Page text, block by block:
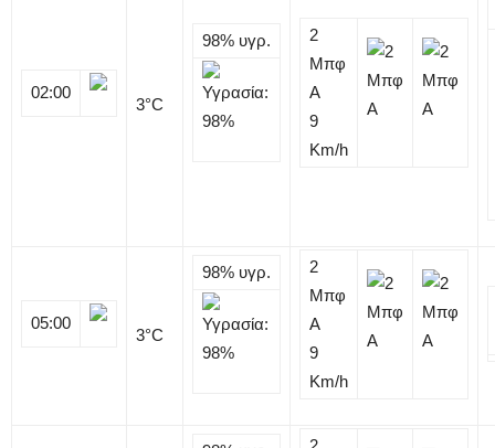
02:00
3°C
98% υγρ.
2
Μπφ
Α
9
Km/h
05:00
3°C
98% υγρ.
2
Μπφ
Α
9
Km/h